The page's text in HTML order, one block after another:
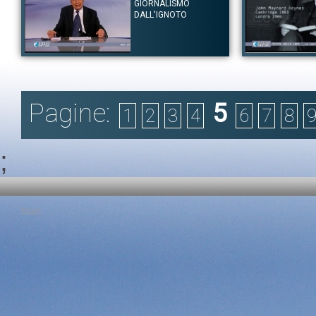
corvi del Concilio Vaticano II – Corrispondenza violata – La rivolta
dei cronisti.
Tag: Religione e spiritualità
Appuntamento a
I comunisti e la
Massoni al
donne – Un conto
Tag:Religione e
GIORNALISMO
DALL'IGNOTO
Autore:Furio Colombo
che cos’è il mestiere del giornalismo.
Tag: Cultura Scientifica Furio Colombo giornalismo
Autore:Prof.
particolare alla
dell’occupazione
corso sono: La
base della teoria –
Pagine: 1 2 3 4 5 6 7 8 9
;
Privacy